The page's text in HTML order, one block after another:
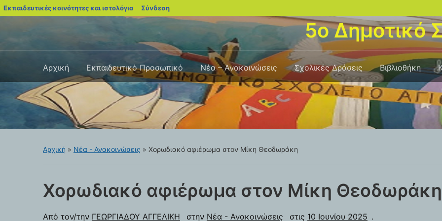
Εκπαιδευτικές κοινότητες και ιστολόγια blogs.sch.gr
Σύνδεση
5ο Δημοτικό
Αρχική Εκπαιδευτικό Προσωπικό Νέα – Ανακοινώσεις Σχολικές Δράσεις Βιβλιοθήκη
Αρχική » Νέα - Ανακοινώσεις » Χορωδιακό αφιέρωμα στον Μίκη Θεοδωράκη
Χορωδιακό αφιέρωμα στον Μίκη Θεοδωράκη
Από τον/την ΓΕΩΡΓΙΑΔΟΥ ΑΓΓΕΛΙΚΗ στην Νέα - Ανακοινώσεις στις 10 Ιουνίου 2025 .